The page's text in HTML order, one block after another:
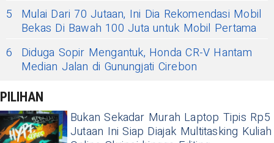
5
Mulai Dari 70 Jutaan, Ini Dia Rekomendasi Mobil
Bekas Di Bawah 100 Juta untuk Mobil Pertama
6
Diduga Sopir Mengantuk, Honda CR-V Hantam
Median Jalan di Gunungjati Cirebon
PILIHAN
Bukan Sekadar Murah Laptop Tipis Rp5
Jutaan Ini Siap Diajak Multitasking Kuliah